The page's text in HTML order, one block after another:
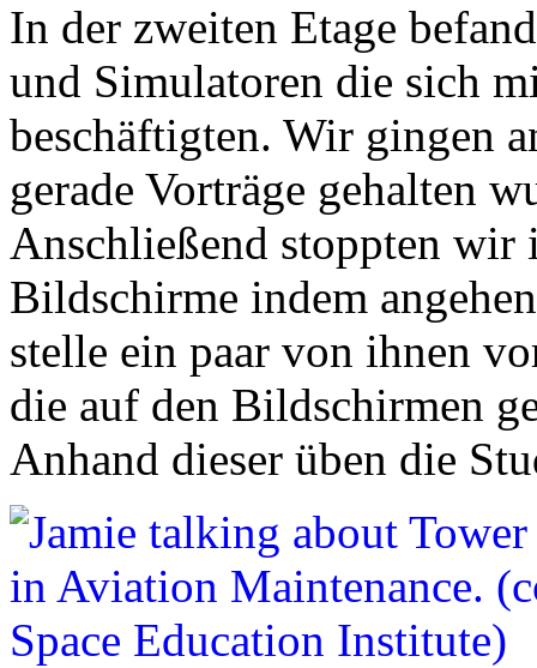
In der zweiten Etage
und Simulatoren die sich
beschäftigten. Wir gingen
gerade Vorträge gehalten
Anschließend stoppten wir
Bildschirme indem
stelle ein paar von ihnen
die auf den Bildschirmen
Anhand dieser üben die